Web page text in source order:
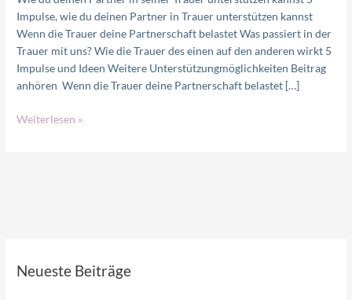
Impulse, wie du deinen Partner in Trauer unterstützen kannst
Wenn die Trauer deine Partnerschaft belastet Was passiert in der
Trauer mit uns? Wie die Trauer des einen auf den anderen wirkt 5
Impulse und Ideen Weitere Unterstützungmöglichkeiten Beitrag
anhören Wenn die Trauer deine Partnerschaft belastet […]
Weiterlesen »
Neueste Beiträge